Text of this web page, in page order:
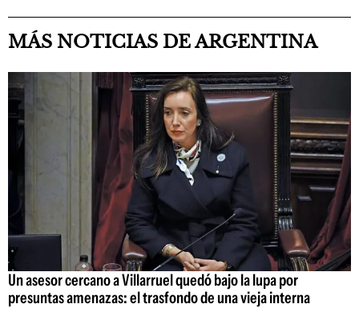
MÁS NOTICIAS DE ARGENTINA
Un asesor cercano a Villarruel quedó bajo la lupa por
presuntas amenazas: el trasfondo de una vieja interna